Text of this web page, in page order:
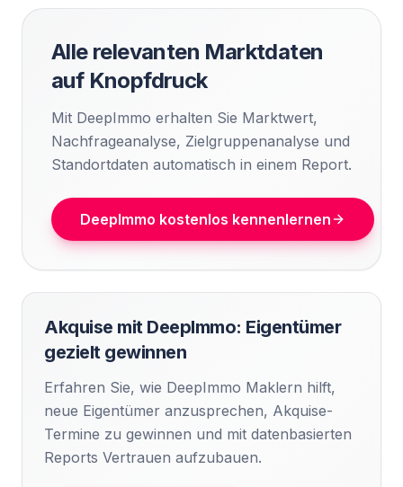
Alle relevanten Marktdaten
auf Knopfdruck
Mit DeepImmo erhalten Sie Marktwert,
Nachfrageanalyse, Zielgruppenanalyse und
Standortdaten automatisch in einem Report.
DeepImmo kostenlos kennenlernen
Akquise mit DeepImmo: Eigentümer
gezielt gewinnen
Erfahren Sie, wie DeepImmo Maklern hilft,
neue Eigentümer anzusprechen, Akquise-
Termine zu gewinnen und mit datenbasierten
Reports Vertrauen aufzubauen.